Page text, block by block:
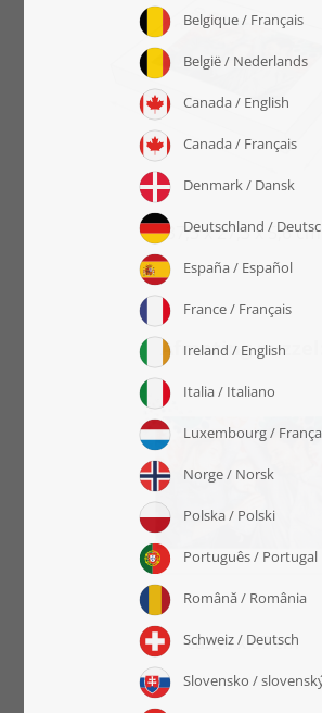
37,3 x 27,3 x 5,6 cm
Afmeting puzzel:
ca. 90 x 67 cm